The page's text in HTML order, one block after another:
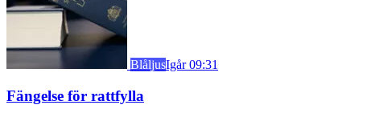
BlåljusIgår 09:31
Fängelse för rattfylla